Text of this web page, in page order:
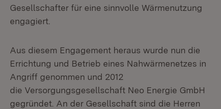
Gesellschafter für eine sinnvolle Wärmenutzung
engagiert.
Aus diesem Engagement heraus wurde nun die
Errichtung und Betrieb eines Nahwärmenetzes in
Angriff genommen und 2012
die Versorgungsgesellschaft Neo Energie GmbH
gegründet. An der Gesellschaft sind die Herren